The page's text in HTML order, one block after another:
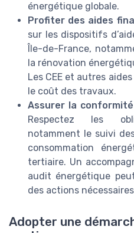
énergétique globale.
Profiter des aides
sur les dispositifs
Île-de-France,
la rénovation
Les CEE et autres
le coût des travaux.
Assurer la
Respectez les
notamment le suivi
consommation
tertiaire. Un
audit énergétique
des actions
Adopter une